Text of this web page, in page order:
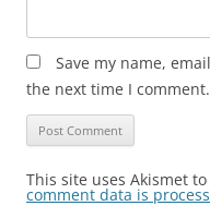
Save my name,
the next time I comment.
This site uses Akismet
comment data is